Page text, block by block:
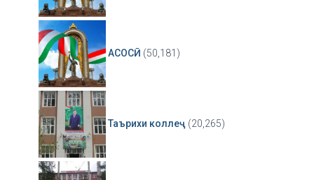
АСОСӢ (50,181)
Таърихи коллеҷ (20,265)